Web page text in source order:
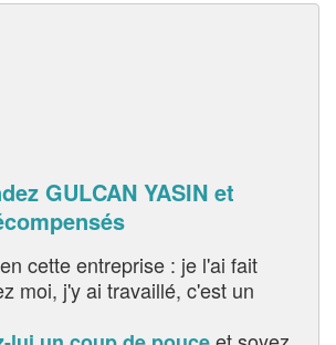
GULCAN YASIN et
cette entreprise : je l'ai fait
moi, j'y ai travaillé, c'est un